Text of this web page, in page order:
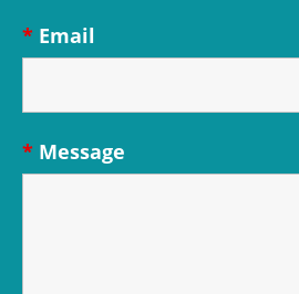
Email
*
Message
*